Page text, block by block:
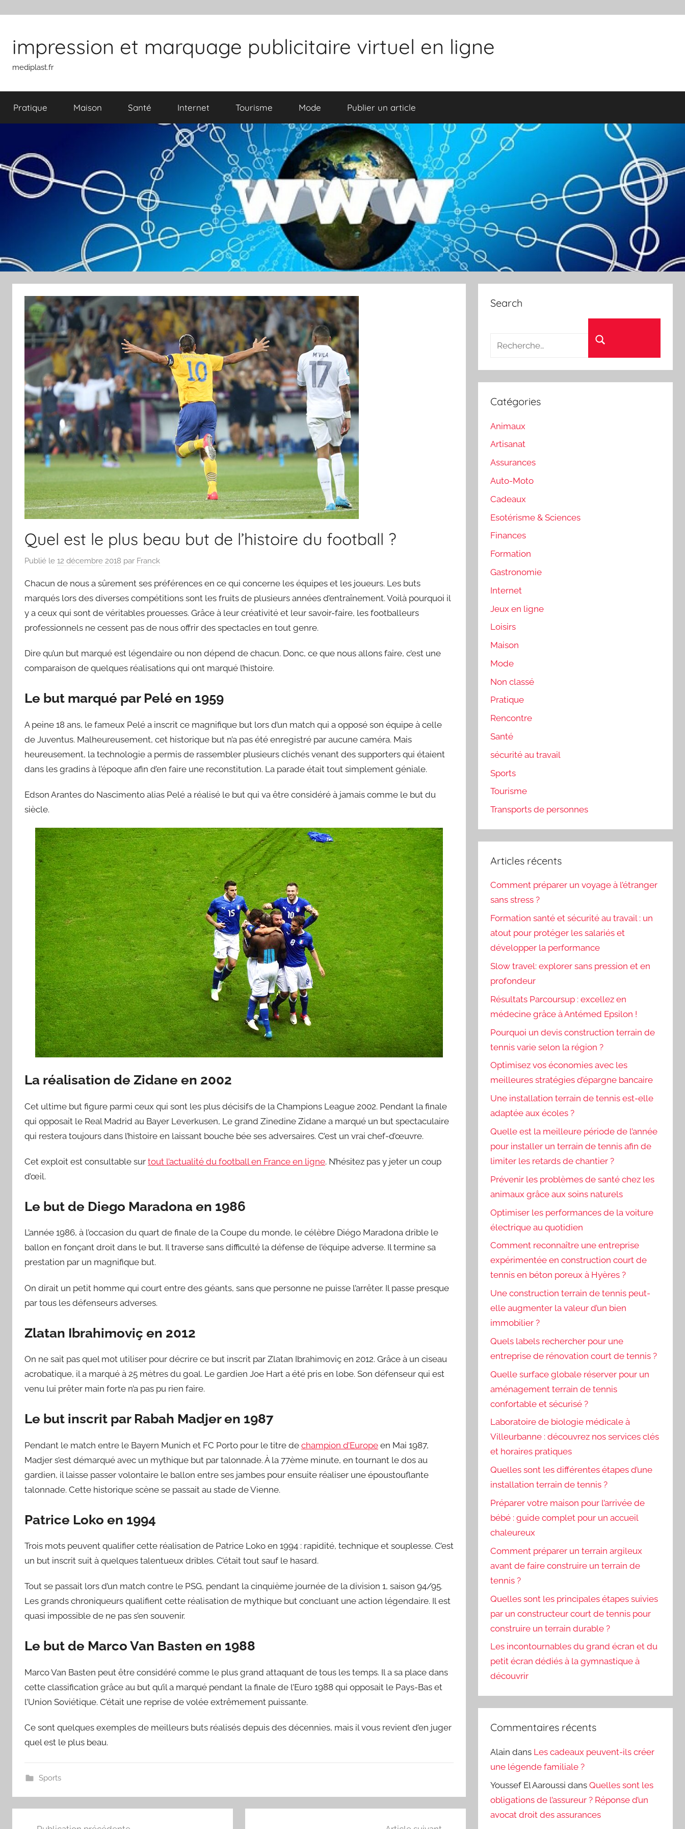
impression et marquage publicitaire virtuel en ligne
mediplast.fr
Pratique Maison Santé Internet Tourisme Mode Publier un article
Quel est le plus beau but de l’histoire du football ?
Publié le 12 décembre 2018 par Franck
Chacun de nous a sûrement ses préférences en ce qui concerne les équipes et les joueurs. Les buts
marqués lors des diverses compétitions sont les fruits de plusieurs années d’entraînement. Voilà pourquoi il
y a ceux qui sont de véritables prouesses. Grâce à leur créativité et leur savoir-faire, les footballeurs
professionnels ne cessent pas de nous offrir des spectacles en tout genre.
Dire qu’un but marqué est légendaire ou non dépend de chacun. Donc, ce que nous allons faire, c’est une
comparaison de quelques réalisations qui ont marqué l’histoire.
Le but marqué par Pelé en 1959
A peine 18 ans, le fameux Pelé a inscrit ce magnifique but lors d’un match qui a opposé son équipe à celle
de Juventus. Malheureusement, cet historique but n’a pas été enregistré par aucune caméra. Mais
heureusement, la technologie a permis de rassembler plusieurs clichés venant des supporters qui étaient
dans les gradins à l’époque afin d’en faire une reconstitution. La parade était tout simplement géniale.
Edson Arantes do Nascimento alias Pelé a réalisé le but qui va être considéré à jamais comme le but du
siècle.
La réalisation de Zidane en 2002
Cet ultime but figure parmi ceux qui sont les plus décisifs de la Champions League 2002. Pendant la finale
qui opposait le Real Madrid au Bayer Leverkusen, Le grand Zinedine Zidane a marqué un but spectaculaire
qui restera toujours dans l’histoire en laissant bouche bée ses adversaires. C’est un vrai chef-d’œuvre.
Cet exploit est consultable sur tout l’actualité du football en France en ligne. N’hésitez pas y jeter un coup
d’œil.
Le but de Diego Maradona en 1986
L’année 1986, à l’occasion du quart de finale de la Coupe du monde, le célèbre Diégo Maradona drible le
ballon en fonçant droit dans le but. Il traverse sans difficulté la défense de l’équipe adverse. Il termine sa
prestation par un magnifique but.
On dirait un petit homme qui court entre des géants, sans que personne ne puisse l’arrêter. Il passe presque
par tous les défenseurs adverses.
Zlatan Ibrahimoviç en 2012
On ne sait pas quel mot utiliser pour décrire ce but inscrit par Zlatan Ibrahimoviç en 2012. Grâce à un ciseau
acrobatique, il a marqué à 25 mètres du goal. Le gardien Joe Hart a été pris en lobe. Son défenseur qui est
venu lui prêter main forte n’a pas pu rien faire.
Le but inscrit par Rabah Madjer en 1987
Pendant le match entre le Bayern Munich et FC Porto pour le titre de champion d’Europe en Mai 1987,
Madjer s’est démarqué avec un mythique but par talonnade. À la 77ème minute, en tournant le dos au
gardien, il laisse passer volontaire le ballon entre ses jambes pour ensuite réaliser une époustouflante
talonnade. Cette historique scène se passait au stade de Vienne.
Patrice Loko en 1994
Trois mots peuvent qualifier cette réalisation de Patrice Loko en 1994 : rapidité, technique et souplesse. C’est
un but inscrit suit à quelques talentueux dribles. C’était tout sauf le hasard.
Tout se passait lors d’un match contre le PSG, pendant la cinquième journée de la division 1, saison 94/95.
Les grands chroniqueurs qualifient cette réalisation de mythique but concluant une action légendaire. Il est
quasi impossible de ne pas s’en souvenir.
Le but de Marco Van Basten en 1988
Marco Van Basten peut être considéré comme le plus grand attaquant de tous les temps. Il a sa place dans
cette classification grâce au but qu’il a marqué pendant la finale de l’Euro 1988 qui opposait le Pays-Bas et
l’Union Soviétique. C’était une reprise de volée extrêmement puissante.
Ce sont quelques exemples de meilleurs buts réalisés depuis des décennies, mais il vous revient d’en juger
quel est le plus beau.
Sports
Search
Catégories
Animaux
Artisanat
Assurances
Auto-Moto
Cadeaux
Esotérisme & Sciences
Finances
Formation
Gastronomie
Internet
Jeux en ligne
Loisirs
Maison
Mode
Non classé
Pratique
Rencontre
Santé
sécurité au travail
Sports
Tourisme
Transports de personnes
Articles récents
Comment préparer un voyage à l’étranger
sans stress ?
Formation santé et sécurité au travail : un
atout pour protéger les salariés et
développer la performance
Slow travel: explorer sans pression et en
profondeur
Résultats Parcoursup : excellez en
médecine grâce à Antémed Epsilon !
Pourquoi un devis construction terrain de
tennis varie selon la région ?
Optimisez vos économies avec les
meilleures stratégies d’épargne bancaire
Une installation terrain de tennis est-elle
adaptée aux écoles ?
Quelle est la meilleure période de l’année
pour installer un terrain de tennis afin de
limiter les retards de chantier ?
Prévenir les problèmes de santé chez les
animaux grâce aux soins naturels
Optimiser les performances de la voiture
électrique au quotidien
Comment reconnaître une entreprise
expérimentée en construction court de
tennis en béton poreux à Hyères ?
Une construction terrain de tennis peut-
elle augmenter la valeur d’un bien
immobilier ?
Quels labels rechercher pour une
entreprise de rénovation court de tennis ?
Quelle surface globale réserver pour un
aménagement terrain de tennis
confortable et sécurisé ?
Laboratoire de biologie médicale à
Villeurbanne : découvrez nos services clés
et horaires pratiques
Quelles sont les différentes étapes d’une
installation terrain de tennis ?
Préparer votre maison pour l’arrivée de
bébé : guide complet pour un accueil
chaleureux
Comment préparer un terrain argileux
avant de faire construire un terrain de
tennis ?
Quelles sont les principales étapes suivies
par un constructeur court de tennis pour
construire un terrain durable ?
Les incontournables du grand écran et du
petit écran dédiés à la gymnastique à
découvrir
Commentaires récents
Alain dans Les cadeaux peuvent-ils créer
une légende familiale ?
Youssef El Aaroussi dansQuelles sont les
obligations de l’assureur ? Réponse d’un
avocat droit des assurances